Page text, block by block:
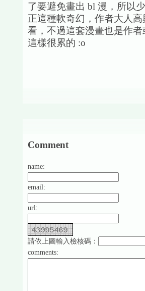
了要避免畫出 bl 漫，所以
正這種軟奇幻，作者大人
看，不過這套漫畫也是作
這樣很累的 :o
Comment
name:
email:
url:
請依上圖輸入檢核碼：
comments: